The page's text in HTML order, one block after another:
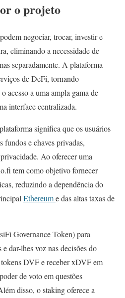
o projeto
negociar, trocar, investir e
eliminando a necessidade de
separadamente. A plataforma
de DeFi, tornando
acesso a uma ampla gama de
interface centralizada.
significa que os usuários
fundos e chaves privadas,
Ao oferecer uma
tem como objetivo fornecer
reduzindo a dependência do
Ethereume das altas taxas de
Governance Token) para
dar-lhes voz nas decisões do
DVF e receber xDVF em
de voto em questões
disso, o staking oferece a